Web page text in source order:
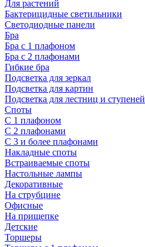
Для растений
Бактерицидные светильники
Светодиодные панели
Бра
Бра с 1 плафоном
Бра с 2 плафонами
Гибкие бра
Подсветка для зеркал
Подсветка для картин
Подсветка для лестниц и ступеней
Споты
С 1 плафоном
С 2 плафонами
С 3 и более плафонами
Накладные споты
Встраиваемые споты
Настольные лампы
Декоративные
На струбцине
Офисные
На прищепке
Детские
Торшеры